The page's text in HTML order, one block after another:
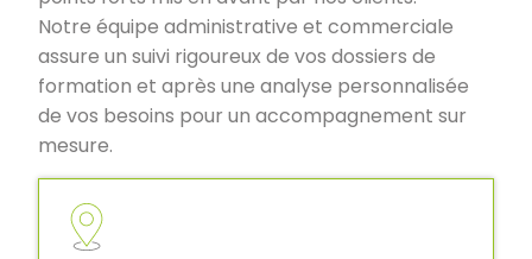
Notre équipe administrative et commerciale
assure un suivi rigoureux de vos dossiers de
formation et après une analyse personnalisée
de vos besoins pour un accompagnement sur
mesure.